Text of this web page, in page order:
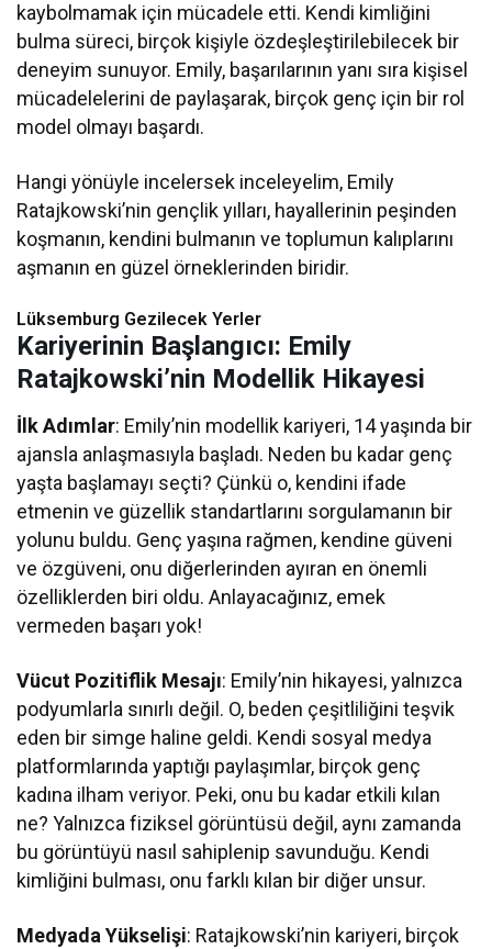
kaybolmamak için mücadele etti. Kendi kimliğini
bulma süreci, birçok kişiyle özdeşleştirilebilecek bir
deneyim sunuyor. Emily, başarılarının yanı sıra kişisel
mücadelelerini de paylaşarak, birçok genç için bir rol
model olmayı başardı.
Hangi yönüyle incelersek inceleyelim, Emily
Ratajkowski’nin gençlik yılları, hayallerinin peşinden
koşmanın, kendini bulmanın ve toplumun kalıplarını
aşmanın en güzel örneklerinden biridir.
Lüksemburg Gezilecek Yerler
Kariyerinin Başlangıcı: Emily
Ratajkowski’nin Modellik Hikayesi
İlk Adımlar: Emily’nin modellik kariyeri, 14 yaşında bir
ajansla anlaşmasıyla başladı. Neden bu kadar genç
yaşta başlamayı seçti? Çünkü o, kendini ifade
etmenin ve güzellik standartlarını sorgulamanın bir
yolunu buldu. Genç yaşına rağmen, kendine güveni
ve özgüveni, onu diğerlerinden ayıran en önemli
özelliklerden biri oldu. Anlayacağınız, emek
vermeden başarı yok!
Vücut Pozitiflik Mesajı: Emily’nin hikayesi, yalnızca
podyumlarla sınırlı değil. O, beden çeşitliliğini teşvik
eden bir simge haline geldi. Kendi sosyal medya
platformlarında yaptığı paylaşımlar, birçok genç
kadına ilham veriyor. Peki, onu bu kadar etkili kılan
ne? Yalnızca fiziksel görüntüsü değil, aynı zamanda
bu görüntüyü nasıl sahiplenip savunduğu. Kendi
kimliğini bulması, onu farklı kılan bir diğer unsur.
Medyada Yükselişi: Ratajkowski’nin kariyeri, birçok